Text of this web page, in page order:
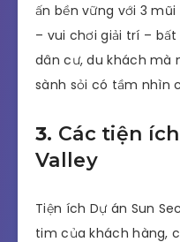
ấn bền vững với 3
– vui chơi giải trí –
dân cư, du khách mà
sành sỏi có tầm nhìn
3. Các tiện
Valley
Tiện ích Dự án Sun
tim của khách hàng,